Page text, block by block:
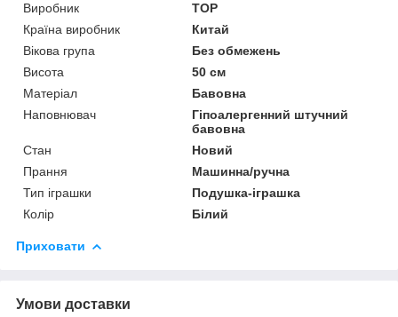
Виробник
TOP
Країна виробник
Китай
Вікова група
Без обмежень
Висота
50 см
Матеріал
Бавовна
Наповнювач
Гіпоалергенний штучний
бавовна
Стан
Новий
Прання
Машинна/ручна
Тип іграшки
Подушка-іграшка
Колір
Білий
Приховати
Умови доставки